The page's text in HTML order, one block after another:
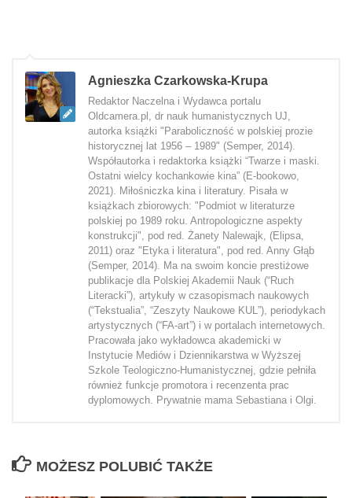
Agnieszka Czarkowska-Krupa
Redaktor Naczelna i Wydawca portalu
Oldcamera.pl, dr nauk humanistycznych UJ,
autorka książki "Paraboliczność w polskiej prozie
historycznej lat 1956 – 1989" (Semper, 2014).
Współautorka i redaktorka książki “Twarze i maski.
Ostatni wielcy kochankowie kina” (E-bookowo,
2021). Miłośniczka kina i literatury. Pisała w
książkach zbiorowych: "Podmiot w literaturze
polskiej po 1989 roku. Antropologiczne aspekty
konstrukcji", pod red. Żanety Nalewajk, (Elipsa,
2011) oraz "Etyka i literatura", pod red. Anny Głąb
(Semper, 2014). Ma na swoim koncie prestiżowe
publikacje dla Polskiej Akademii Nauk (“Ruch
Literacki”), artykuły w czasopismach naukowych
(“Tekstualia”, “Zeszyty Naukowe KUL”), periodykach
artystycznych (“FA-art”) i w portalach internetowych.
Pracowała jako wykładowca akademicki w
Instytucie Mediów i Dziennikarstwa w Wyższej
Szkole Teologiczno-Humanistycznej, gdzie pełniła
również funkcje promotora i recenzenta prac
dyplomowych. Prywatnie mama Sebastiana i Olgi.
MOŻESZ POLUBIĆ TAKŻE